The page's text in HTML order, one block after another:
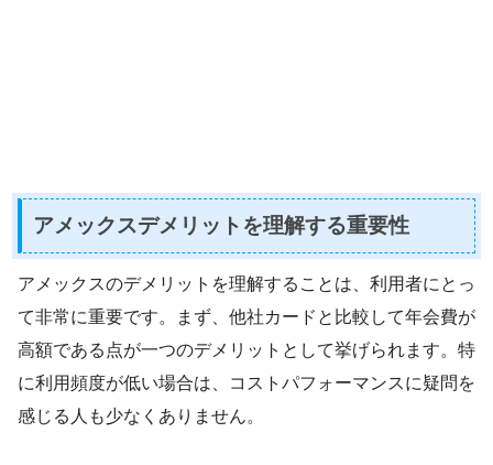
アメックスデメリットを理解する重要性
アメックスのデメリットを理解することは、利用者にとっ
て非常に重要です。まず、他社カードと比較して年会費が
高額である点が一つのデメリットとして挙げられます。特
に利用頻度が低い場合は、コストパフォーマンスに疑問を
感じる人も少なくありません。